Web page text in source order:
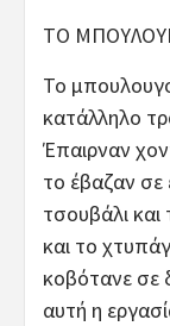
ΤΟ
Το
κατάλληλο
Έπαιρναν
το έβαζαν σε
τσουβάλι
και το
κοβότανε σε
αυτή η